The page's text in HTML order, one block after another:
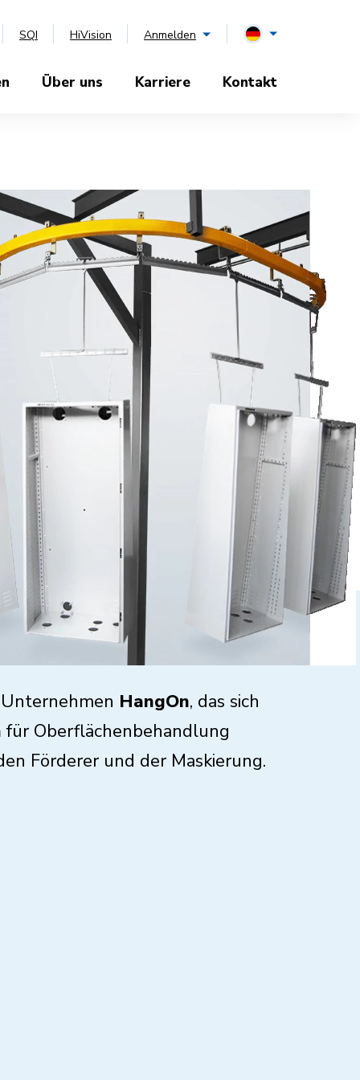
SQI HiVision Anmelden
Über uns Karriere Kontakt
HangOn, das sich
für Oberflächenbehandlung
Förderer und der Maskierung.